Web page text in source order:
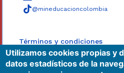
@mineducacioncolombia
Términos y condiciones
Políticas
Mapa del sitio
Utilizamos cookies propias y
datos estadísticos de la